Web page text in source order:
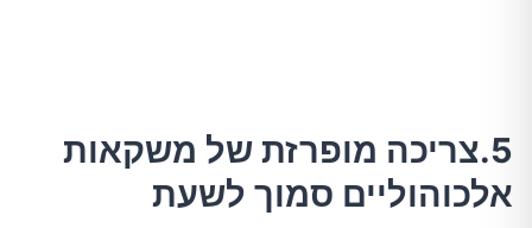
5.צריכה מופרזת של משקאות
אלכוהוליים סמוך לשעת